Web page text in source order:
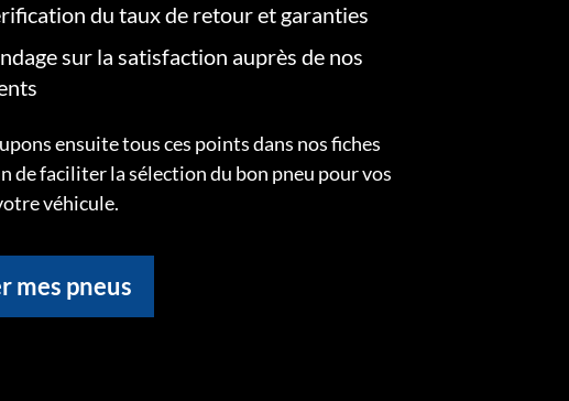
du taux de retour et garanties
sur la satisfaction auprès de nos
ensuite tous ces points dans nos fiches
de faciliter la sélection du bon pneu pour vos
véhicule.
mes pneus